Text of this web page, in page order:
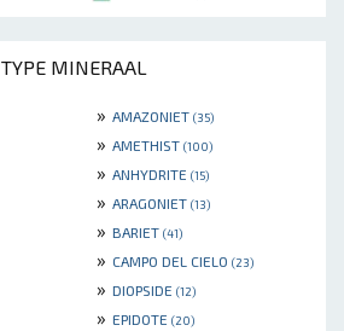
TYPE MINERAAL
» AMAZONIET (35)
» AMETHIST (100)
» ANHYDRITE (15)
» ARAGONIET (13)
» BARIET (41)
» CAMPO DEL CIELO (23)
» DIOPSIDE (12)
» EPIDOTE (20)